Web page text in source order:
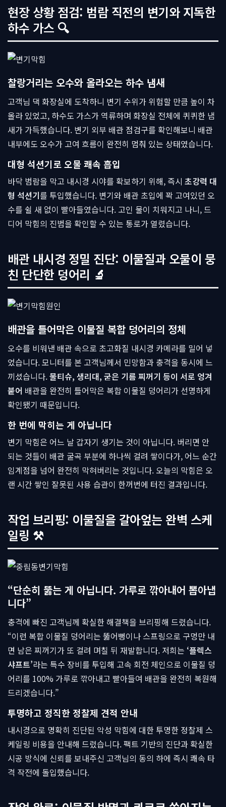
현장 상황 점검: 범람 직전의 변기와 지독한
하수 가스 🔍
찰랑거리는 오수와 올라오는 하수 냄새
고객님 댁 화장실에 도착하니 변기 수위가 위험할 만큼 높이 차
올라 있었고, 하수도 가스가 역류하며 화장실 전체에 퀴퀴한 냄
새가 가득했습니다. 변기 외부 배관 점검구를 확인해보니 배관
내부에도 오수가 고여 흐름이 완전히 멈춰 있는 상태였습니다.
대형 석션기로 오물 쾌속 흡입
바닥 범람을 막고 내시경 시야를 확보하기 위해, 즉시 초강력 대
형 석션기를 투입했습니다. 변기와 배관 초입에 꽉 고여있던 오
수를 쉴 새 없이 빨아들였습니다. 고인 물이 치워지고 나니, 드
디어 막힘의 진범을 확인할 수 있는 통로가 열렸습니다.
배관 내시경 정밀 진단: 이물질과 오물이 뭉
친 단단한 덩어리 🔬
배관을 틀어막은 이물질 복합 덩어리의 정체
오수를 비워낸 배관 속으로 초고화질 내시경 카메라를 밀어 넣
었습니다. 모니터를 본 고객님께서 민망함과 충격을 동시에 느
끼셨습니다.물티슈, 생리대, 굳은 기름 찌꺼기 등이 서로 엉겨
붙어 배관을 완전히 틀어막은 복합 이물질 덩어리가 선명하게
확인됐기 때문입니다.
한 번에 막히는 게 아닙니다
변기 막힘은 어느 날 갑자기 생기는 것이 아닙니다. 버리면 안
되는 것들이 배관 굴곡 부분에 하나씩 걸려 쌓이다가, 어느 순간
임계점을 넘어 완전히 막혀버리는 것입니다. 오늘의 막힘은 오
랜 시간 쌓인 잘못된 사용 습관이 한꺼번에 터진 결과입니다.
작업 브리핑: 이물질을 갈아엎는 완벽 스케
일링 ⚒
“단순히 뚫는 게 아닙니다. 가루로 깎아내어 뽑아냅
니다”
충격에 빠진 고객님께 확실한 해결책을 브리핑해 드렸습니다.
“이런 복합 이물질 덩어리는 뚫어뻥이나 스프링으로 구멍만 내
면 남은 찌꺼기가 또 걸려 며칠 뒤 재발합니다. 저희는 ‘플렉스
샤프트’라는 특수 장비를 투입해 고속 회전 체인으로 이물질 덩
어리를 100% 가루로 깎아내고 빨아들여 배관을 완전히 복원해
드리겠습니다.”
투명하고 정직한 정찰제 견적 안내
내시경으로 명확히 진단된 악성 막힘에 대한 투명한 정찰제 스
케일링 비용을 안내해 드렸습니다. 팩트 기반의 진단과 확실한
시공 방식에 신뢰를 보내주신 고객님의 동의 하에 즉시 쾌속 타
격 작전에 돌입했습니다.